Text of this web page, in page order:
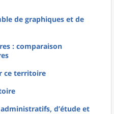
de graphiques et de
: comparaison
ce territoire
d’étude et